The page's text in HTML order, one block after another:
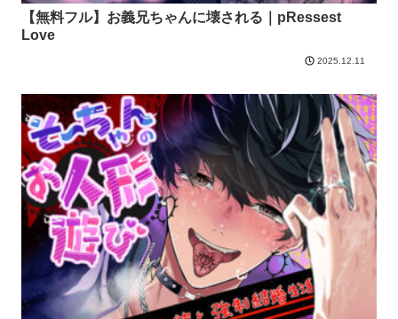
【無料フル】お義兄ちゃんに壊される｜pRessest
Love
2025.12.11